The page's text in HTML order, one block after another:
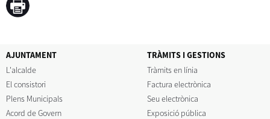
AJUNTAMENT
L'alcalde
El consistori
Plens Municipals
Acord de Govern
TRÀMITS I GESTIONS
Tràmits en línia
Factura electrònica
Seu electrònica
Exposició pública